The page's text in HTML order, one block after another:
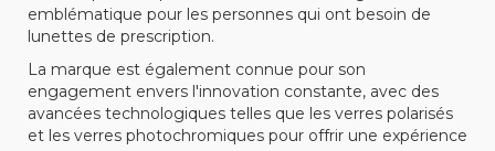
emblématique pour les personnes qui ont besoin de
lunettes de prescription.
La marque est également connue pour son
engagement envers l'innovation constante, avec des
avancées technologiques telles que les verres polarisés
et les verres photochromiques pour offrir une expérience